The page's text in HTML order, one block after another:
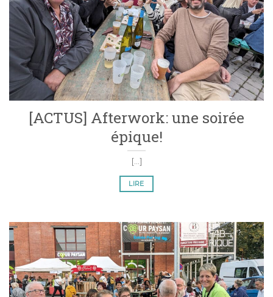
[ACTUS] Afterwork: une soirée
épique!
[...]
LIRE